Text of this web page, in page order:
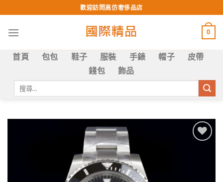
to
content
歡迎訪問高仿奢侈品店
0
首頁 包包 鞋子 服裝 手錶 帽子
皮帶
錢包
飾品